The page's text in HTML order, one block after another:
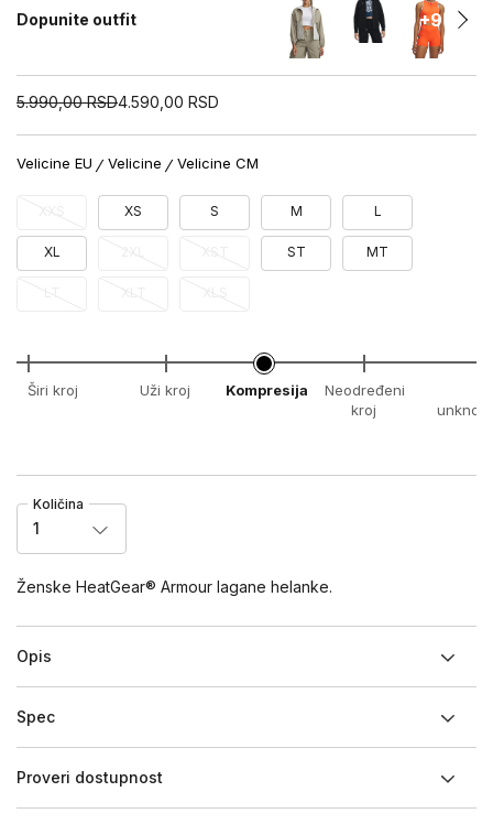
Dopunite outfit +9
5.990,00 RSD4.590,00 RSD
Velicine EU Velicine Velicine CM
XS S M L
XL ST MT
Širi kroj Uži kroj Kompresija
Neodređeni
kroj
Količina
1
Ženske HeatGear® Armour lagane helanke.
Opis
Spec
Proveri dostupnost